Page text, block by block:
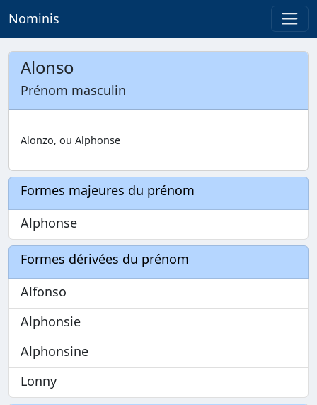
Nominis
Alonso
Prénom masculin
Alonzo, ou Alphonse
Formes majeures du prénom
Alphonse
Formes dérivées du prénom
Alfonso
Alphonsie
Alphonsine
Lonny